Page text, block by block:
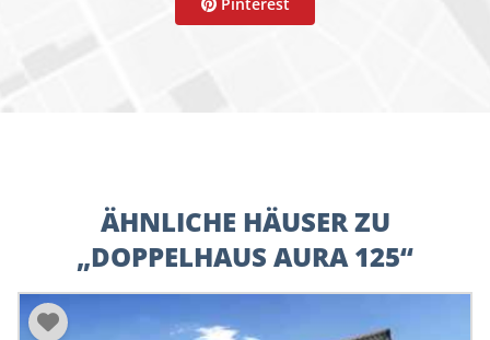
ÄHNLICHE HÄUSER ZU
„DOPPELHAUS AURA 125“